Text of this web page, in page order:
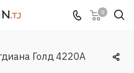
0
Голд 4220A